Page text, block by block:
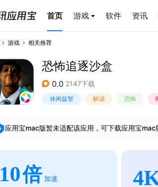
首页 游戏 软件 资讯
游戏 相关推荐
恐怖追逐沙盒
0.0 2147下载
休闲益智 解谜 恐怖
应用宝mac版暂未适配该应用，可下载应用宝mac
10倍 加速